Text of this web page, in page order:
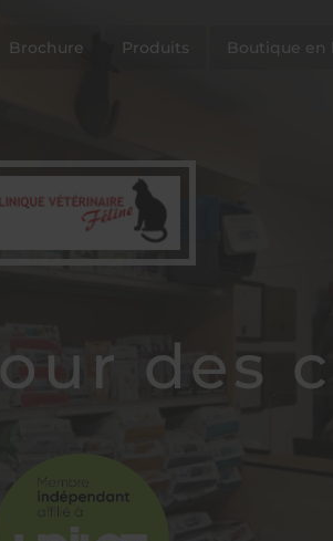
des
Brochure Produits Boutique en